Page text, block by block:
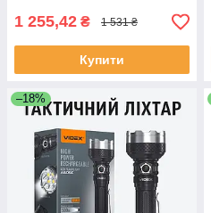
1 255,42 ₴ 1 531 ₴
Купити
–18%